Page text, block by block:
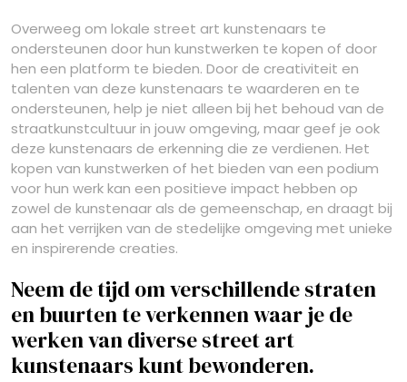
Overweeg om lokale street art kunstenaars te
ondersteunen door hun kunstwerken te kopen of door
hen een platform te bieden. Door de creativiteit en
talenten van deze kunstenaars te waarderen en te
ondersteunen, help je niet alleen bij het behoud van de
straatkunstcultuur in jouw omgeving, maar geef je ook
deze kunstenaars de erkenning die ze verdienen. Het
kopen van kunstwerken of het bieden van een podium
voor hun werk kan een positieve impact hebben op
zowel de kunstenaar als de gemeenschap, en draagt bij
aan het verrijken van de stedelijke omgeving met unieke
en inspirerende creaties.
Neem de tijd om verschillende straten
en buurten te verkennen waar je de
werken van diverse street art
kunstenaars kunt bewonderen.